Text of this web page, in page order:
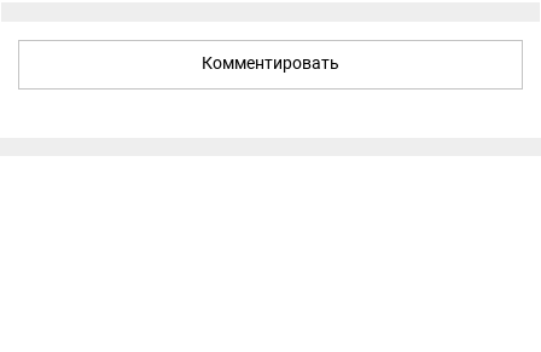
Комментировать